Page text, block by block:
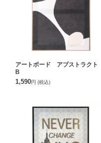
アートボード アブストラクト
B
1,590円 (税込)